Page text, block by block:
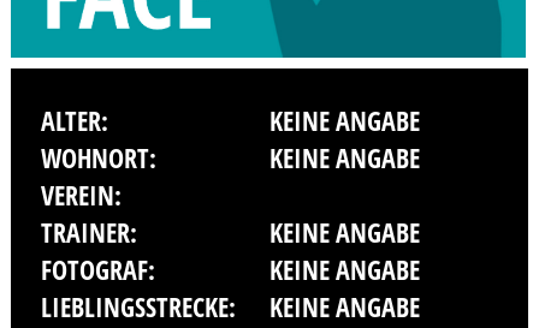
ALTER:
KEINE ANGABE
WOHNORT:
KEINE ANGABE
VEREIN:
TRAINER:
KEINE ANGABE
FOTOGRAF:
KEINE ANGABE
LIEBLINGSSTRECKE:
KEINE ANGABE